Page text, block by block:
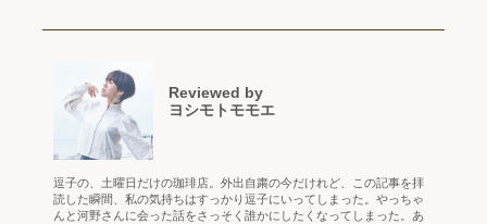
Reviewed by
ヨシモトモモエ
逗子の、土曜日だけの珈琲店。外出自粛の今だけれど、この記事を拝
読した瞬間、私の気持ちはすっかり逗子にいってしまった。やっちゃ
んと河野さんに会った話をさっそく誰かにしたくなってしまった。あ